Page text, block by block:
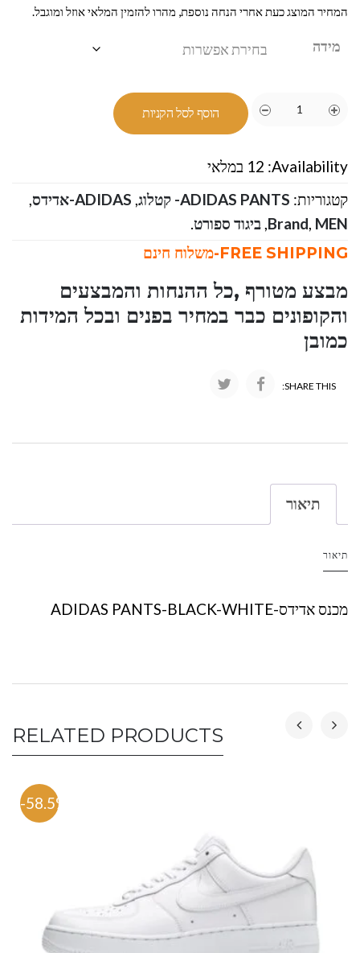
המחיר המוצג כעת אחרי הנחה נוספת, מהרו להזמין המלאי אוזל ומוגבל.
מידה
הוסף לסל הקניות
Availability: 12 במלאי
קטגוריות: ADIDAS PANTS- קטלוג , ADIDAS-אדידס
,
Brand, MEN
,ביגוד ספורט.
FREE SHIPPING-משלוח חינם
מבצע מטורף ,כל ההנחות והמבצעים
והקופונים כבר במחיר בפנים ובכל המידות
כמובן
SHARE THIS:
תיאור
תיאור
מכנס אדידס-ADIDAS PANTS-BLACK-WHITE
RELATED PRODUCTS
-58.5%